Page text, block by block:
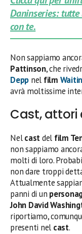
Daninseries:
con te.
Non sappiamo
Pattinson, che
Depp nel film
avrà moltissime
Cast, attori
Nelcastdel film
non sappiamo
molti di loro.
non dare troppi
Attualmente
panni di un
John David
riportiamo,
presenti nel cast.